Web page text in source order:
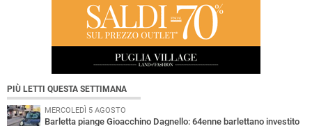
PIÙ LETTI QUESTA SETTIMANA
MERCOLEDÌ 5 AGOSTO
Barletta piange Gioacchino Dagnello: 64enne barlettano investito